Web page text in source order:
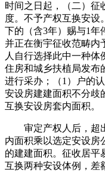
时间之日起，（二）征
度。不予产权互换安设
下的（含3年）赐与1年
并正在衡宇征收范畴内
人自行选择此中一种
住房和城乡扶植局发布
进行采办；（1）户的
安设房建建面积不分歧
互换安设房套内面积。
审定产权人后，超出
内面积乘以选定安设房
的建建面积。征收居平
互换两种安设体例，差